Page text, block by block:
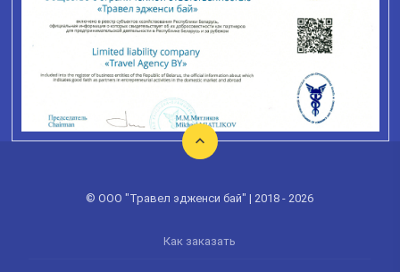
© ООО "Травел эдженси бай" | 2018 - 2026
Как заказать